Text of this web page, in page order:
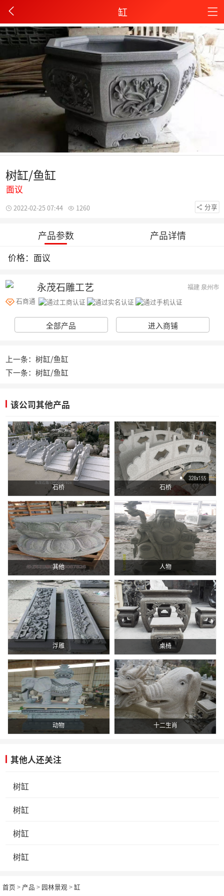
缸
树缸/鱼缸
面议
2022-02-25 07:44 1260 分享
产品参数 产品详情
价格：面议
永茂石雕工艺 福建 泉州市
石商通
全部产品 进入商铺
上一条：树缸/鱼缸
下一条：树缸/鱼缸
该公司其他产品
石桥 石桥
其他 人物
浮雕 桌椅
动物 十二生肖
其他人还关注
树缸
树缸
树缸
树缸
首页 > 产品 > 园林景观 >缸